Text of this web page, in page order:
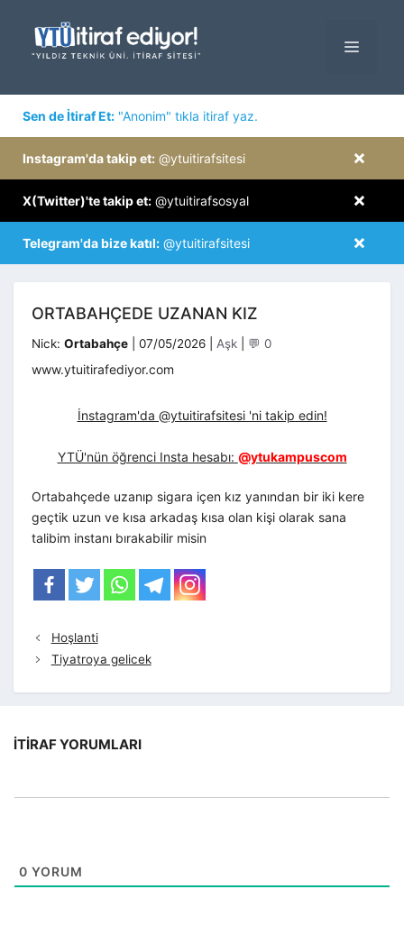
MENÜ
Sen de İtiraf Et: "Anonim" tıkla itiraf yaz.
×
Instagram'da takip et: @ytuitirafsitesi
×
X(Twitter)'te takip et: @ytuitirafsosyal
×
Telegram'da bize katıl: @ytuitirafsitesi
ORTABAHÇEDE UZANAN KIZ
Nick: Ortabahçe 07/05/2026 Kategoriler
Aşk 💬 0
www.ytuitirafediyor.com
İnstagram'da @ytuitirafsitesi 'ni takip edin!
YTÜ'nün öğrenci Insta hesabı: @ytukampuscom
Ortabahçede uzanıp sigara içen kız yanından bir iki kere
geçtik uzun ve kısa arkadaş kısa olan kişi olarak sana
talibim instanı bırakabilir misin
Hoşlanti
Tiyatroya gelicek
İTIRAF YORUMLARI
0 YORUM